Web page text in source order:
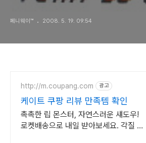
페니웨이™ 2008. 5. 19. 09:54
http://m.coupang.com 광고
케이트 쿠팡 리뷰 만족템 확인
촉촉한 립 몬스터, 자연스러운 섀도우!
로켓배송으로 내일 받아보세요. 각질 부